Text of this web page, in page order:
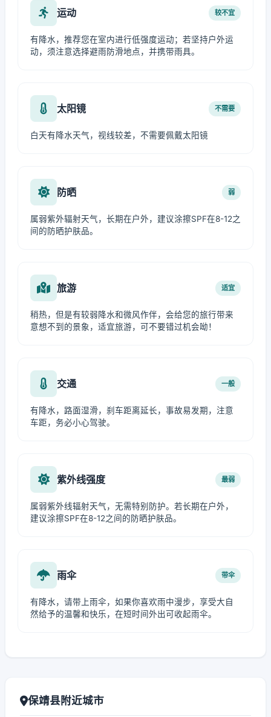
运动 较不宜
有降水，推荐您在室内进行低强度运动；若坚持户外运
动，须注意选择避雨防滑地点，并携带雨具。
太阳镜 不需要
白天有降水天气，视线较差，不需要佩戴太阳镜
防晒 弱
属弱紫外辐射天气，长期在户外，建议涂擦SPF在8-12之
间的防晒护肤品。
旅游 适宜
稍热，但是有较弱降水和微风作伴，会给您的旅行带来
意想不到的景象，适宜旅游，可不要错过机会呦！
交通 一般
有降水，路面湿滑，刹车距离延长，事故易发期，注意
车距，务必小心驾驶。
紫外线强度 最弱
属弱紫外线辐射天气，无需特别防护。若长期在户外，
建议涂擦SPF在8-12之间的防晒护肤品。
雨伞 带伞
有降水，请带上雨伞，如果你喜欢雨中漫步，享受大自
然给予的温馨和快乐，在短时间外出可收起雨伞。
保靖县附近城市